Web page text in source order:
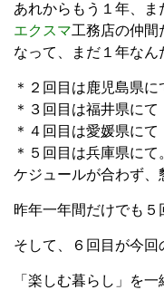
あれからもう１年、ま
エクスマ工務店の仲間
なって、まだ１年なん
＊２回目は鹿児島県に
＊３回目は福井県に
＊４回目は愛媛県に
＊５回目は兵庫県に
ケジュールが合わず、
昨年一年間だけでも５
そして、６回目が今回
「楽しむ暮らし」を一